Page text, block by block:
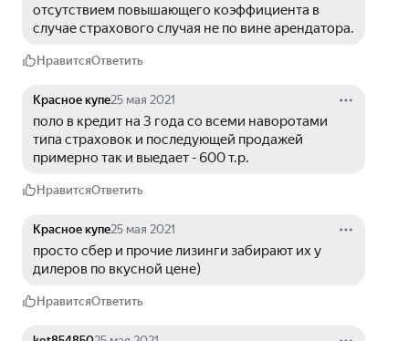
отсутствием повышающего коэффициента в
случае страхового случая не по вине арендатора.
НравитсяОтветить
Красное купе25 мая 2021
поло в кредит на 3 года со всеми наворотами
типа страховок и последующей продажей
примерно так и выедает - 600 т.р.
НравитсяОтветить
Красное купе25 мая 2021
просто сбер и прочие лизинги забирают их у
дилеров по вкусной цене)
НравитсяОтветить